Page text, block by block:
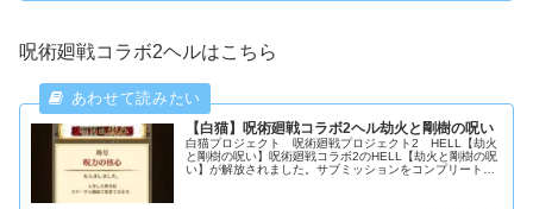
呪術廻戦コラボ2ヘルはこちら
【白猫】呪術廻戦コラボ2ヘル劫火と剛樹の呪い
白猫プロジェクト 呪術廻戦プロジェクト2 HELL【劫火
と剛樹の呪い】呪術廻戦コラボ2のHELL【劫火と剛樹の呪
い】が解放されました。サブミッションをコンプリートす